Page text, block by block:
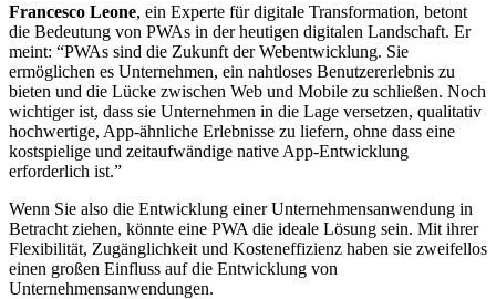
Francesco Leone, ein Experte für digitale Transformation, betont
die Bedeutung von PWAs in der heutigen digitalen Landschaft. Er
meint: “PWAs sind die Zukunft der Webentwicklung. Sie
ermöglichen es Unternehmen, ein nahtloses Benutzererlebnis zu
bieten und die Lücke zwischen Web und Mobile zu schließen. Noch
wichtiger ist, dass sie Unternehmen in die Lage versetzen, qualitativ
hochwertige, App-ähnliche Erlebnisse zu liefern, ohne dass eine
kostspielige und zeitaufwändige native App-Entwicklung
erforderlich ist.”
Wenn Sie also die Entwicklung einer Unternehmensanwendung in
Betracht ziehen, könnte eine PWA die ideale Lösung sein. Mit ihrer
Flexibilität, Zugänglichkeit und Kosteneffizienz haben sie zweifellos
einen großen Einfluss auf die Entwicklung von
Unternehmensanwendungen.